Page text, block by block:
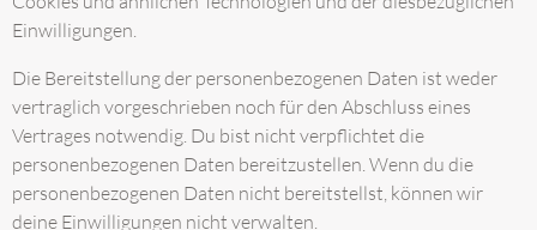
Einwilligungen.
Die Bereitstellung der personenbezogenen Daten ist weder
vertraglich vorgeschrieben noch für den Abschluss eines
Vertrages notwendig. Du bist nicht verpflichtet die
personenbezogenen Daten bereitzustellen. Wenn du die
personenbezogenen Daten nicht bereitstellst, können wir
deine Einwilligungen nicht verwalten.